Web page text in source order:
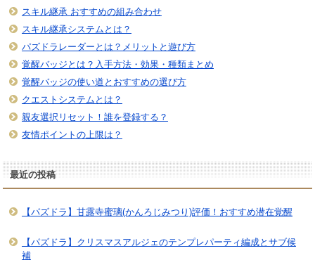
スキル継承 おすすめの組み合わせ
スキル継承システムとは？
パズドラレーダーとは？メリットと遊び方
覚醒バッジとは？入手方法・効果・種類まとめ
覚醒バッジの使い道とおすすめの選び方
クエストシステムとは？
親友選択リセット！誰を登録する？
友情ポイントの上限は？
最近の投稿
【パズドラ】甘露寺蜜璃(かんろじみつり)評価！おすすめ潜在覚醒
【パズドラ】クリスマスアルジェのテンプレパーティ編成とサブ候
補